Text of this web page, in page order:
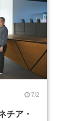
7/2
チア・